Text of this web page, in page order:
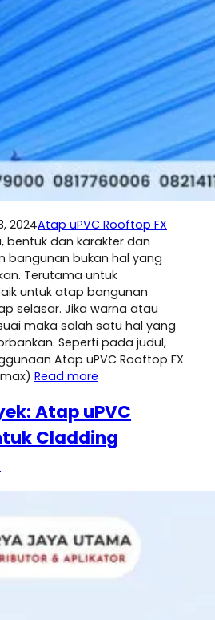
2024Atap uPVC Rooftop FX
bentuk dan karakter dan
bangunan bukan hal yang
Terutama untuk
untuk atap bangunan
selasar. Jika warna atau
maka salah satu hal yang
Seperti pada judul,
Atap uPVC Rooftop FX
Read more
Atap uPVC
Cladding